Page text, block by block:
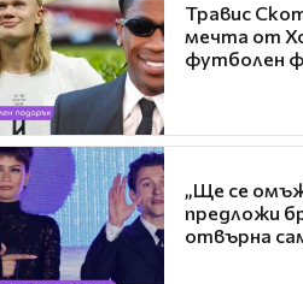
Травис
мечта от
футболен
„Ще се
предложи
отвърна